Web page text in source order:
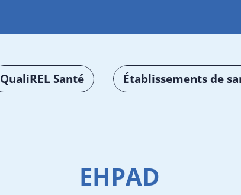
QualiREL Santé Établissements de
EHPAD